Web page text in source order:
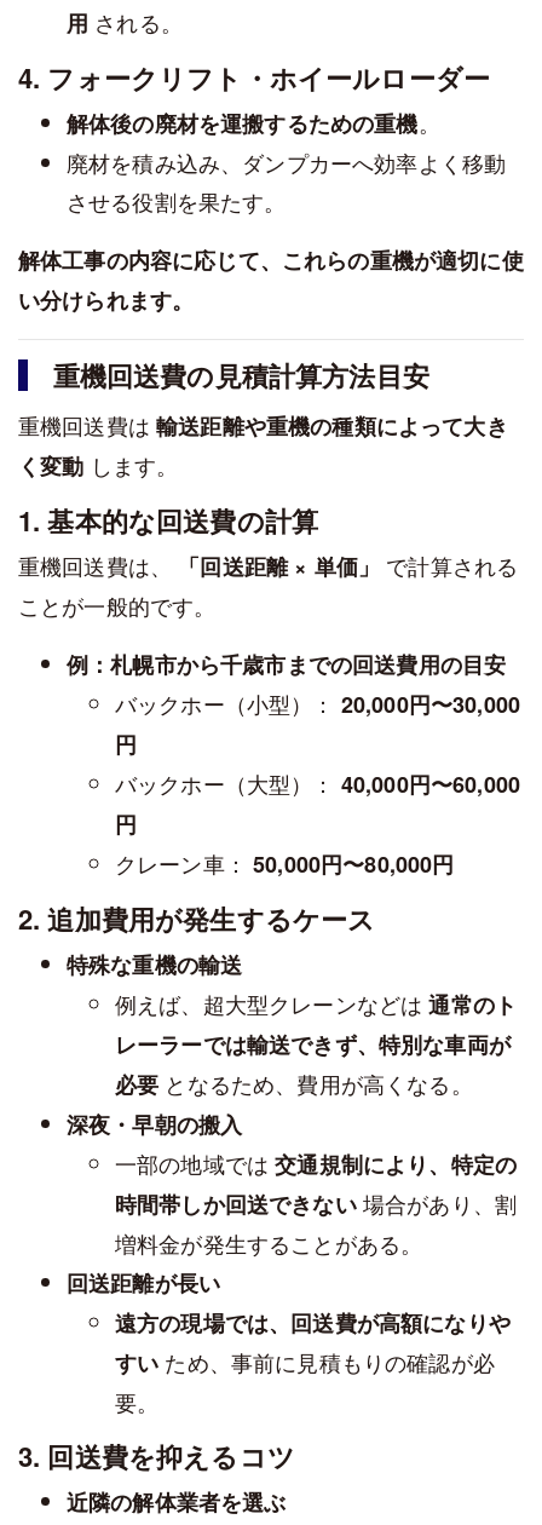
用 される。
4. フォークリフト・ホイールローダー
解体後の廃材を運搬するための重機。
廃材を積み込み、ダンプカーへ効率よく移動
させる役割を果たす。
解体工事の内容に応じて、これらの重機が適切に使
い分けられます。
重機回送費の見積計算方法目安
重機回送費は輸送距離や重機の種類によって大き
く変動 します。
1. 基本的な回送費の計算
重機回送費は、 「回送距離 × 単価」
で計算される
ことが一般的です。
例：札幌市から千歳市までの回送費用の目安
バックホー（小型）： 20,000円〜30,000
円
バックホー（大型）： 40,000円〜60,000
円
クレーン車：50,000円〜80,000円
2. 追加費用が発生するケース
特殊な重機の輸送
例えば、超大型クレーンなどは通常のト
レーラーでは輸送できず、特別な車両が
必要 となるため、費用が高くなる。
深夜・早朝の搬入
一部の地域では交通規制により、特定の
時間帯しか回送できない場合があり、割
増料金が発生することがある。
回送距離が長い
遠方の現場では、回送費が高額になりや
すい ため、事前に見積もりの確認が必
要。
3. 回送費を抑えるコツ
近隣の解体業者を選ぶ